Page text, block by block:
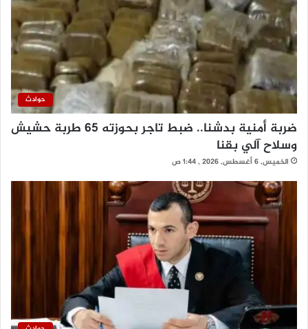
حوادث
ضربة أمنية بدشنا.. ضبط تاجر بحوزته 65 طربة حشيش
وسلاح آلي بقنا
الخميس, 6 أغسطس, 2026 , 1:44 ص